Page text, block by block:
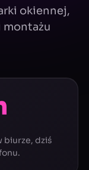
okiennej,
montażu
biurze, dziś